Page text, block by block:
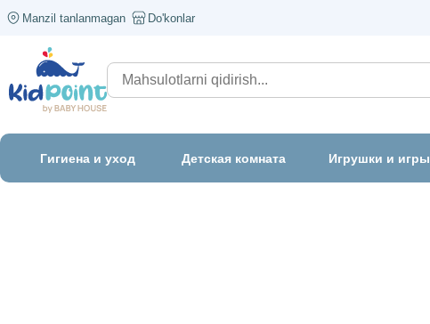
Manzil tanlanmagan Do'konlar
Гигиена и уход Детская комната Игрушки и игры